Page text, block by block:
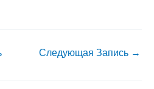
Следующая Запись →